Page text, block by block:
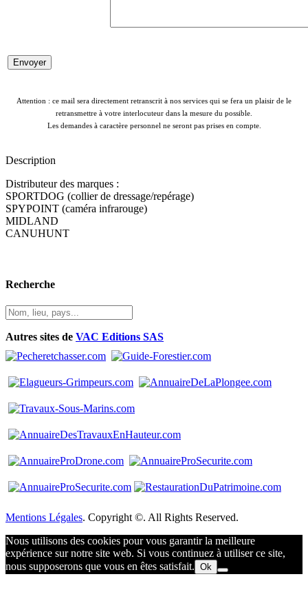
Attention : ce mail sera directement retranscrit à nos services qui se fera un plaisir de le
retransmettre à votre interlocuteur dans la mesure du possible.
Les demandes à caractère personnel ne seront pas prises en compte.
Description
Distributeur des marques :
SPORTDOG (collier de dressage/repérage)
SPYPOINT (caméra infrarouge)
MIDLAND
CANUHUNT
Recherche
Autres sites de VAC Editions SAS
Mentions Légales. Copyright ©. All Rights Reserved.
Nous utilisons des cookies pour vous garantir la meilleure
expérience sur notre site web. Si vous continuez à utiliser ce site,
nous supposerons que vous en êtes satisfait. Ok